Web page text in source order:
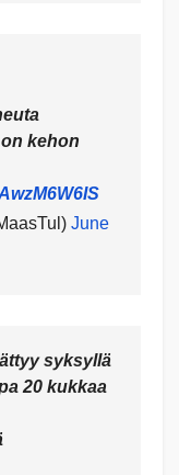
kehon
June
syksyllä
20 kukkaa